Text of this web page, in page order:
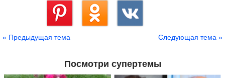
« Предыдущая тема Следующая тема »
Посмотри супертемы